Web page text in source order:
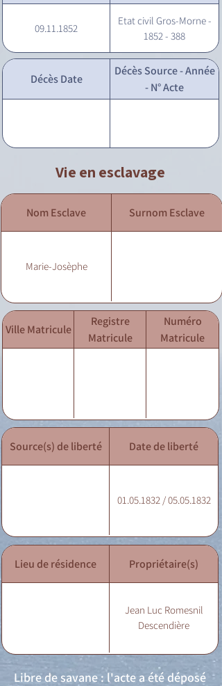
09.11.1852
Etat civil Gros-Morne -
1852 - 388
Décès Date
Décès Source - Année
- N° Acte
Vie en esclavage
Nom Esclave Surnom Esclave
Marie-Josèphe
Ville Matricule
Registre
Matricule
Numéro
Matricule
Source(s) de liberté Date de liberté
01.05.1832 / 05.05.1832
Lieu de résidence Propriétaire(s)
Jean Luc Romesnil
Descendière
Libre de savane : l'acte a été déposé